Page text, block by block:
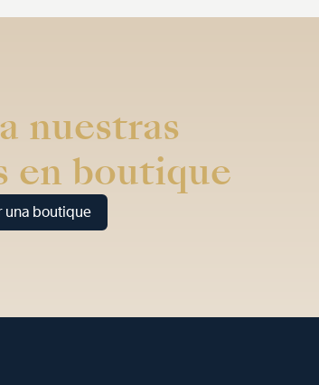
nuestras
en boutique
una boutique